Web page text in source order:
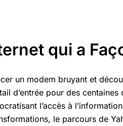
qui a
un modem bruyant et
d’entrée pour des centaines
l’accès à
le parcours de